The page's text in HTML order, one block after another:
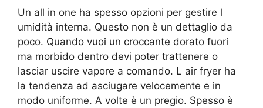
Un all in one ha spesso opzioni per gestire l
umidità interna. Questo non è un dettaglio da
poco. Quando vuoi un croccante dorato fuori
ma morbido dentro devi poter trattenere o
lasciar uscire vapore a comando. L air fryer ha
la tendenza ad asciugare velocemente e in
modo uniforme. A volte è un pregio. Spesso è